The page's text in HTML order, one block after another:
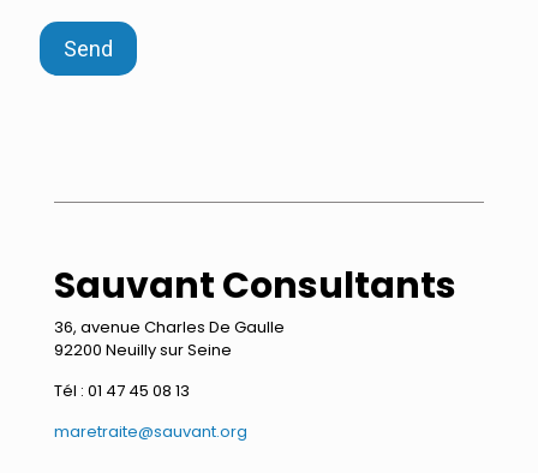
Sauvant Consultants
36, avenue Charles De Gaulle
92200 Neuilly sur Seine
Tél : 01 47 45 08 13
maretraite@sauvant.org